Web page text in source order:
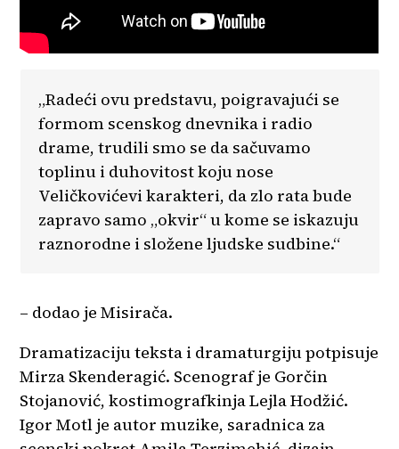
„Radeći ovu predstavu, poigravajući se
formom scenskog dnevnika i radio
drame, trudili smo se da sačuvamo
toplinu i duhovitost koju nose
Veličkovićevi karakteri, da zlo rata bude
zapravo samo „okvir“ u kome se iskazuju
raznorodne i složene ljudske sudbine.“
– dodao je Misirača.
Dramatizaciju teksta i dramaturgiju potpisuje
Mirza Skenderagić. Scenograf je Gorčin
Stojanović, kostimografkinja Lejla Hodžić.
Igor Motl je autor muzike, saradnica za